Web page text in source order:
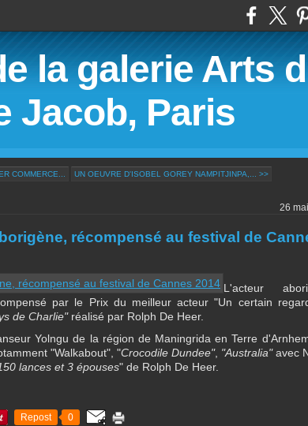
la galerie Arts
Jacob, Paris
COMMERCE... UN OEUVRE D'ISOBEL GOREY NAMPITJINPA,... >>
26
récompensé au festival de
L'acteur
par le Prix du meilleur acteur "Un certain
de Charlie" réalisé par Rolph De Heer.
Yolngu de la région de Maningrida en Terre
"Walkabout", "Crocodile Dundee", "Australia"avec
lances et 3 épouses" de Rolph De Heer.
Repost 0